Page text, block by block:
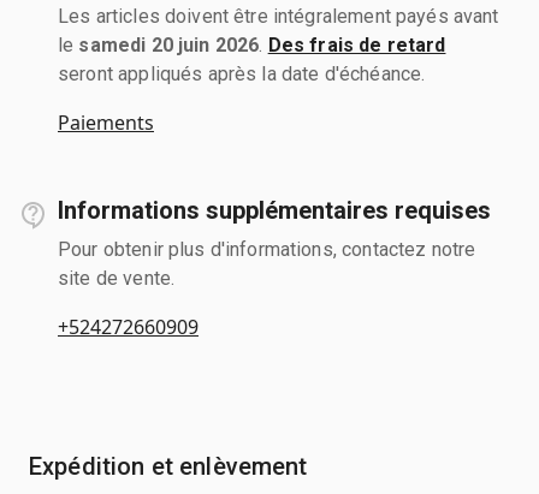
Les articles doivent être intégralement payés avant
le samedi 20 juin 2026 Des frais de retard
seront appliqués après la date d'échéance.
Paiements
Informations supplémentaires requises
Pour obtenir plus d'informations, contactez notre
site de vente.
+524272660909
Expédition et enlèvement